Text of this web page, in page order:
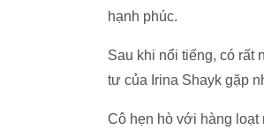
hạnh phúc.
Sau khi nổi tiếng, có rất
tư của Irina Shayk gặp
Cô hẹn hò với hàng